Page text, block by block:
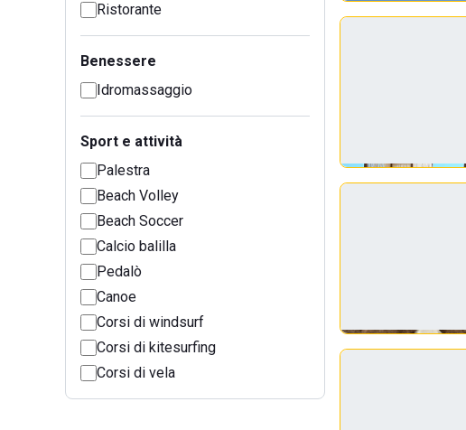
Ristorante
Benessere
Idromassaggio
Sport e attività
Palestra
Beach Volley
Beach Soccer
Calcio balilla
Pedalò
Canoe
Corsi di windsurf
Corsi di kitesurfing
Corsi di vela